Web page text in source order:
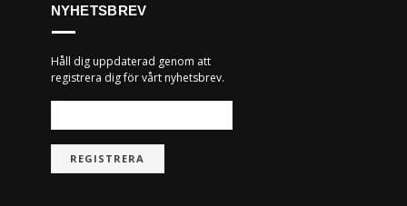
NYHETSBREV
Håll dig uppdaterad genom att
registrera dig för vårt nyhetsbrev.
REGISTRERA